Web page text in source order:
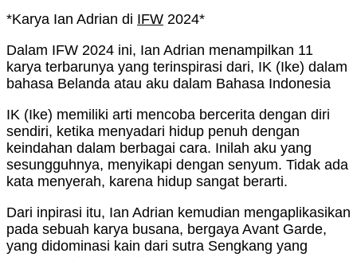
*Karya Ian Adrian di IFW 2024*
Dalam IFW 2024 ini, Ian Adrian menampilkan 11
karya terbarunya yang terinspirasi dari, IK (Ike) dalam
bahasa Belanda atau aku dalam Bahasa Indonesia
IK (Ike) memiliki arti mencoba bercerita dengan diri
sendiri, ketika menyadari hidup penuh dengan
keindahan dalam berbagai cara. Inilah aku yang
sesungguhnya, menyikapi dengan senyum. Tidak ada
kata menyerah, karena hidup sangat berarti.
Dari inpirasi itu, Ian Adrian kemudian mengaplikasikan
pada sebuah karya busana, bergaya Avant Garde,
yang didominasi kain dari sutra Sengkang yang